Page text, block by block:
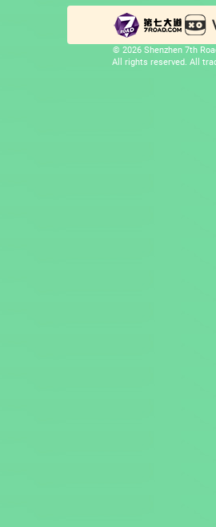
© 2026 Shenzhen 7th
All rights reserved. All